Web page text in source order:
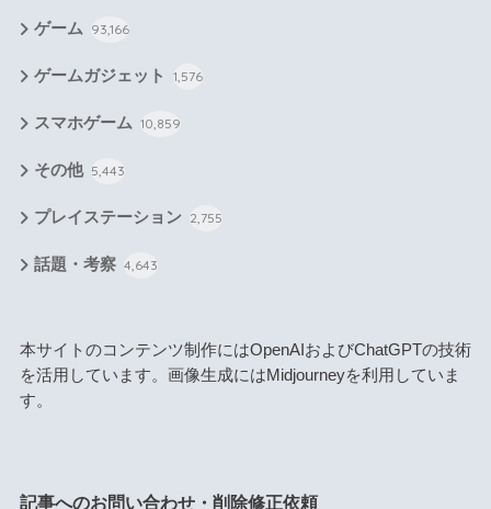
ゲーム 93,166
ゲームガジェット 1,576
スマホゲーム 10,859
その他 5,443
プレイステーション 2,755
話題・考察 4,643
本サイトのコンテンツ制作にはOpenAIおよびChatGPTの技術
を活用しています。画像生成にはMidjourneyを利用していま
す。
記事へのお問い合わせ・削除修正依頼